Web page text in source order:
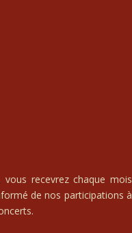
recevrez chaque mois
de nos participations à